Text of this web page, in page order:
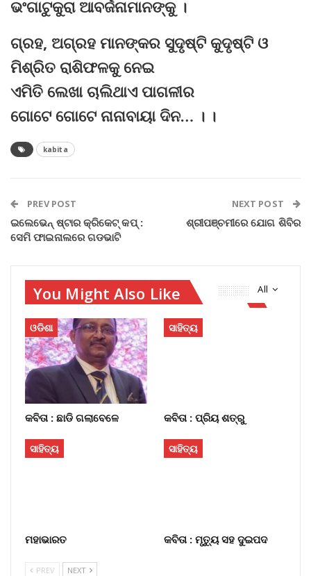
ଭଂଗାଟୁକୁରା ଆବର୍ଜନାମାନଙ୍କୁ ।
ଗ୍ରହ, ଅଗ୍ରହ ମାନଙ୍କର ସୁଦୃଷ୍ଟି କୁଦୃଷ୍ଟି ଓ
ମିଶ୍ରିତ ରାଶିଫଳକୁ ନେଇ
ଏମିତି ଲେଖା ଚାଲିଥାଏ ପାଗଳୀର
ଗୋଟେ ଗୋଟେ ନାନାବାୟା ଦିନ… । ।
kabita
PREV POST
ଇଲେଭେନ୍‌ ଷ୍ଟାର କ୍ରିକେଟ୍‌ କପ୍‌ :
ସେମି ଫାଇନାଲରେ ଗଡଭାଟି
NEXT POST
ଶ୍ରୀପଞ୍ଚମୀରେ ଯୋଗ ଶିବିର
All
You Might Also Like
ଓଡିଶା
କବିତା : ଛାଡି ଗଲାବେଳେ
ସାହିତ୍ୟ
କବିତା : ପ୍ରିୟ ଶତ୍ରୁ
ସାହିତ୍ୟ
ମହାଭାରତ
ସାହିତ୍ୟ
କବିତା : ମୃତ୍ୟୁ ସହ ଦୁଇପଦ
PREV NEXT